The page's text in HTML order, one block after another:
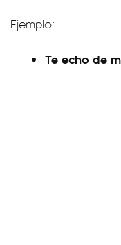
Ejemplo:
Te echo de